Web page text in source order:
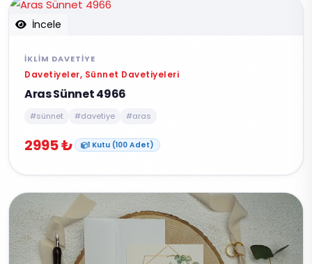
İncele
İKLIM DAVETIYE
Davetiyeler, Sünnet Davetiyeleri
Aras Sünnet 4966
#sünnet #davetiye #aras
2995 ₺ 1 Kutu (100 Adet)